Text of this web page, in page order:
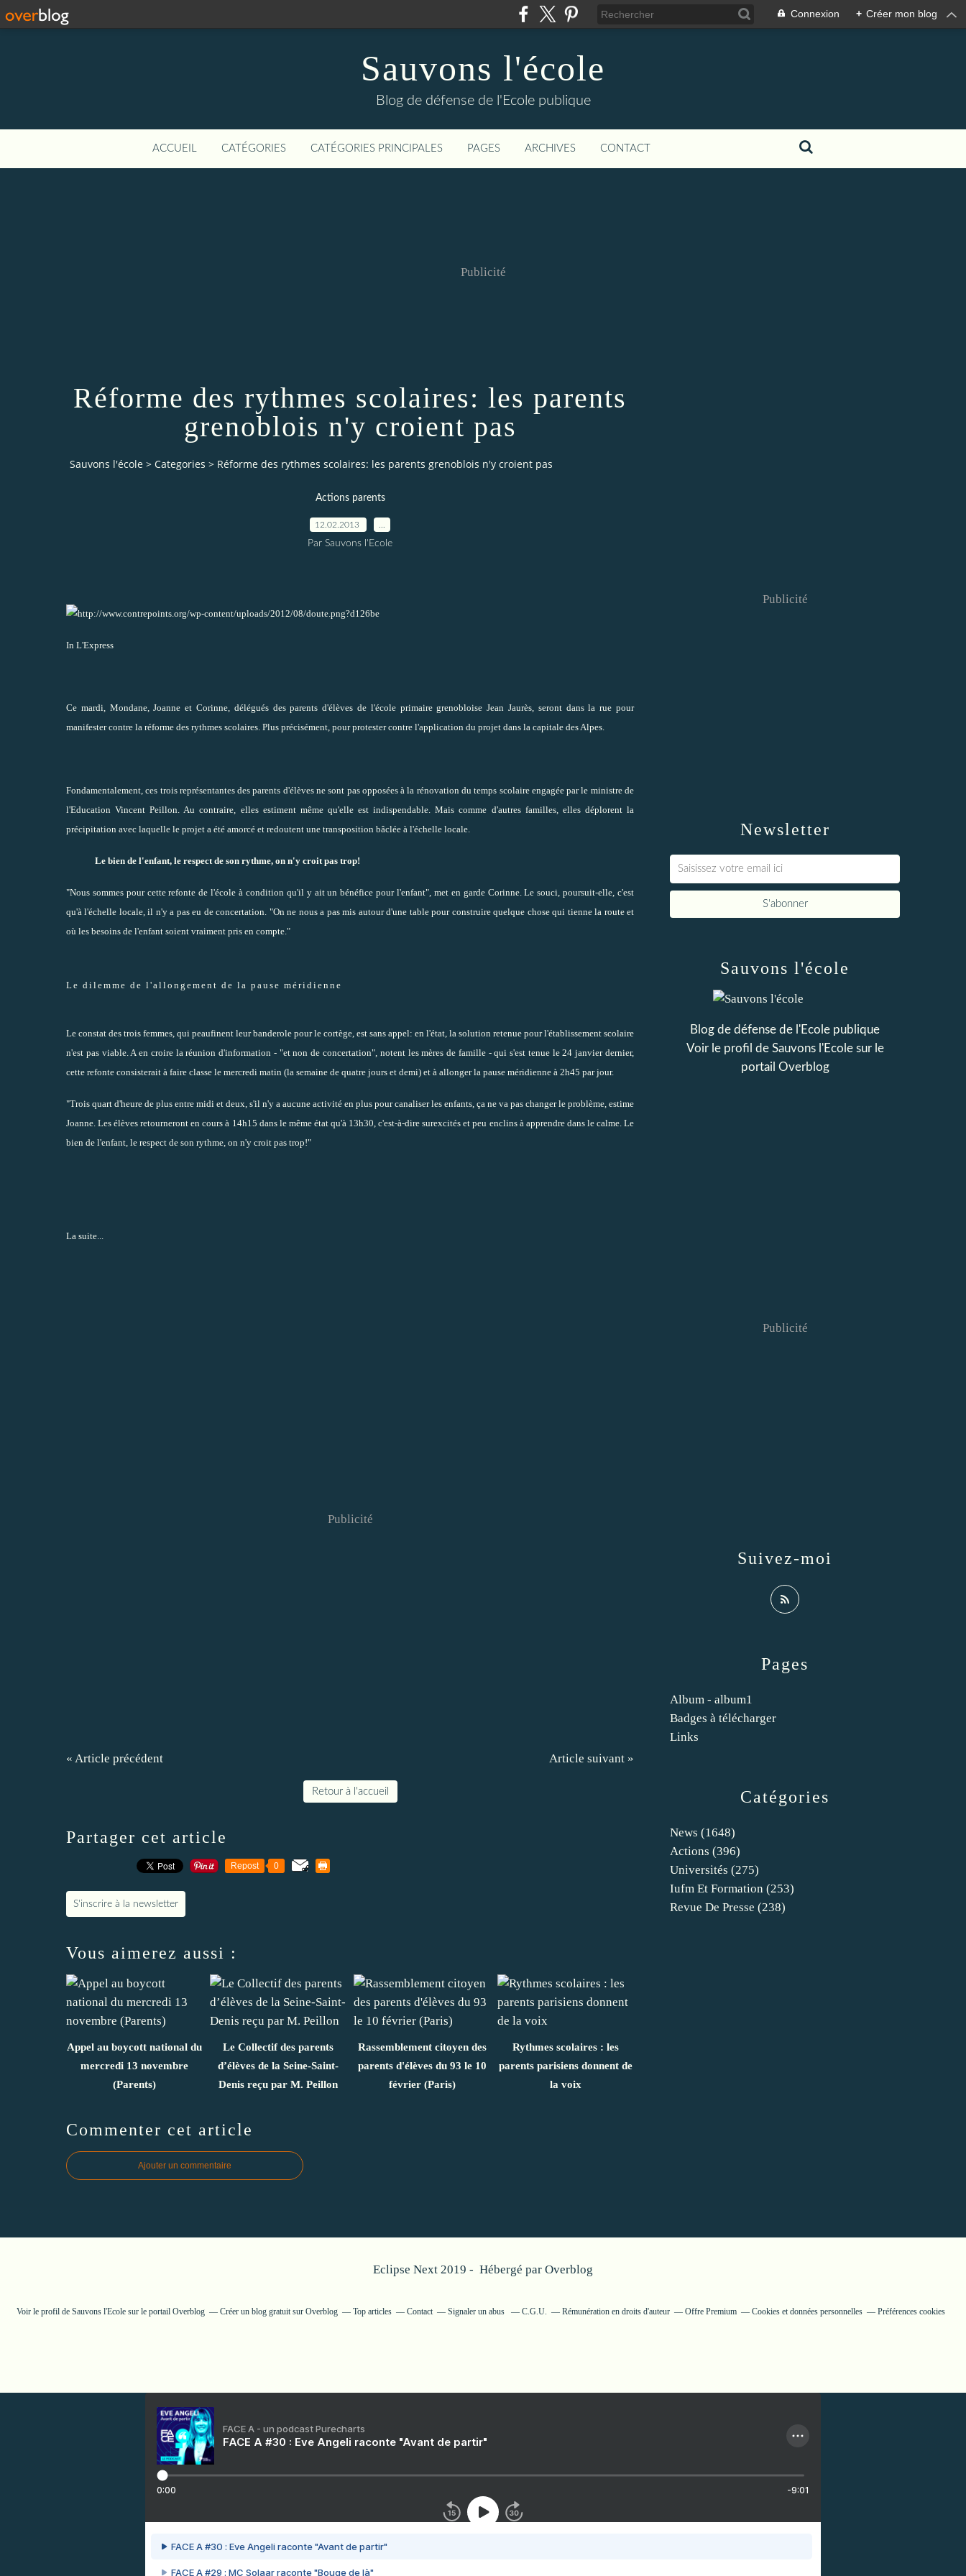
Connexion + Créer mon blog
Sauvons l'école
Blog de défense de l'Ecole publique
ACCUEIL CATÉGORIES CATÉGORIES PRINCIPALES PAGES ARCHIVES CONTACT
Publicité
Réforme des rythmes scolaires: les parents
grenoblois n'y croient pas
Sauvons l'école > Categories > Réforme des rythmes scolaires: les parents grenoblois n'y croient pas
Actions parents
12.02.2013
Par Sauvons l'Ecole
In L'Express
Ce mardi, Mondane, Joanne et Corinne, délégués des parents d'élèves de l'école primaire grenobloiseJean Jaurès , seront dans la rue pour
manifester contre la réforme des rythmes scolaires . Plus précisément, pour protester contre l'application du projet dans la capitale des Alpes.
Fondamentalement, ces trois représentantes des parents d'élèves ne sont pas opposées à la rénovation du temps scolaire engagée par le ministre de
l'Education Vincent Peillon . Au contraire, elles estiment même qu'elle est indispendable. Mais comme d'autres familles, elles déplorent la
précipitation avec laquelle le projet a été amorcé et redoutent une transposition bâclée à l'échelle locale.
Le bien de l'enfant, le respect de son rythme, on n'y croit pas trop!
"Nous sommes pour cette refonte de l'école à condition qu'il y ait un bénéfice pour l'enfant", met en garde Corinne. Le souci, poursuit-elle, c'est
qu'à l'échelle locale, il n'y a pas eu de concertation. "On ne nous a pas mis autour d'une table pour construire quelque chose qui tienne la route et
où les besoins de l'enfant soient vraiment pris en compte."
Le dilemme de l'allongement de la pause méridienne
Le constat des trois femmes, qui peaufinent leur banderole pour le cortège, est sans appel: en l'état, la solution retenue pour l'établissement scolaire
n'est pas viable. A en croire la réunion d'information - "et non de concertation", notent les mères de famille - qui s'est tenue le 24 janvier dernier,
cette refonte consisterait à faire classe le mercredi matin (la semaine de quatre jours et demi) et à allonger la pause méridienne à 2h45 par jour.
"Trois quart d'heure de plus entre midi et deux, s'il n'y a aucune activité en plus pour canaliser les enfants, ça ne va pas changer le problème, estime
Joanne. Les élèves retourneront en cours à 14h15 dans le même état qu'à 13h30, c'est-à-dire surexcités et peu enclins à apprendre dans le calme. Le
bien de l'enfant, le respect de son rythme, on n'y croit pas trop!"
La suite...
Publicité
« Article précédent Article suivant »
Retour à l'accueil
Partager cet article
Repost 0
S'inscrire à la newsletter
Vous aimerez aussi :
Appel au boycott national du
mercredi 13 novembre
(Parents)
Le Collectif des parents
d’élèves de la Seine-Saint-
Denis reçu par M. Peillon
Rassemblement citoyen des
parents d'élèves du 93 le 10
février (Paris)
Rythmes scolaires : les
parents parisiens donnent de
la voix
Commenter cet article
Ajouter un commentaire
Newsletter
Publicité
Catégories
News (1648)
Actions (396)
Universités (275)
Iufm Et Formation (253)
Revue De Presse (238)
Pages
Album - album1
Badges à télécharger
Links
Sauvons l'école
Blog de défense de l'Ecole publique
Voir le profil de Sauvons l'Ecolesur le
portail Overblog
Suivez-moi
Publicité
Eclipse Next 2019 - Hébergé par Overblog
Voir le profil de Sauvons l'Ecole sur le portail Overblog Créer un blog gratuit sur Overblog Top articles Contact Signaler un abus C.G.U. Rémunération en droits d'auteur Offre Premium Cookies et données personnelles Préférences cookies
FACE A - un podcast Purecharts
FACE A #30 : Eve Angeli raconte "Avant de partir"
0:00 -9:01
FACE A #30 : Eve Angeli raconte "Avant de partir"
FACE A #29 : MC Solaar raconte "Bouge de là"